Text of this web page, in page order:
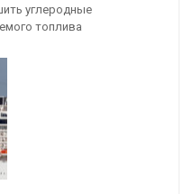
углеродные
топлива